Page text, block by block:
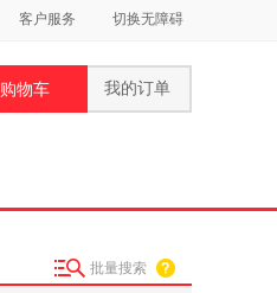
客户服务 切换无障碍
购物车 我的订单
批量搜索